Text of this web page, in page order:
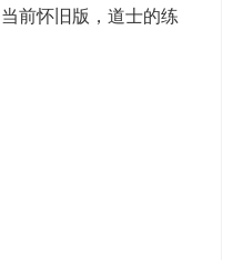
前怀旧版，道士的练